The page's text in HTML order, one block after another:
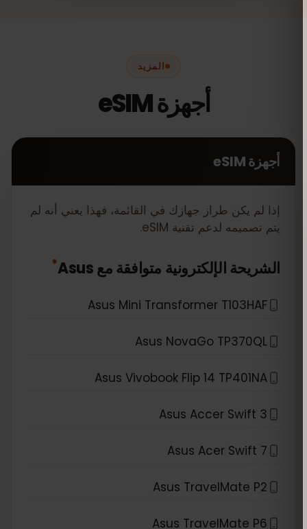
المزيد
أجهزة eSIM
أجهزة eSIM
إذا لم يكن طراز جهازك في القائمة، فهذا يعني أنه لم
يتم تصميمه لدعم تقنية eSIM.
الشريحة الإلكترونية متوافقة معAsus
*
Asus Mini Transformer T103HAF
Asus NovaGo TP370QL
Asus Vivobook Flip 14 TP401NA
Asus Accer Swift 3
Asus Acer Swift 7
Asus TravelMate P2
Asus TravelMate P6